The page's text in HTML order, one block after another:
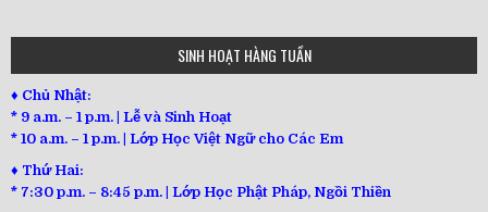
SINH HOẠT HÀNG TUẦN
♦ Chủ Nhật:
* 9 a.m. – 1 p.m. | Lễ và Sinh Hoạt
* 10 a.m. – 1 p.m. | Lớp Học Việt Ngữ cho Các Em
♦ Thứ Hai:
* 7:30 p.m. – 8:45 p.m. | Lớp Học Phật Pháp, Ngồi Thiền